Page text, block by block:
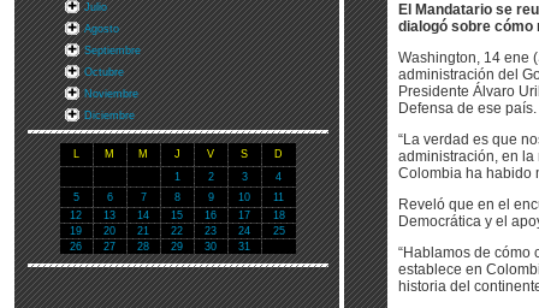
Julio
Agosto
Septiembre
Octubre
Noviembre
Diciembre
L M M J V S
D
1
2 3
4
5
6 7 8 9 10
11
12
13 14 15 16 17
18
19
20 21 22 23 24
25
26
27 28 29 30 31
El Mandatario se
dialogó sobre cómo
Washington, 14 ene
administración del
Presidente Álvaro
Defensa de ese país.
“La verdad es que
administración, en
Colombia ha habido
Reveló que en el
Democrática y el
“Hablamos de cómo
establece en
historia del